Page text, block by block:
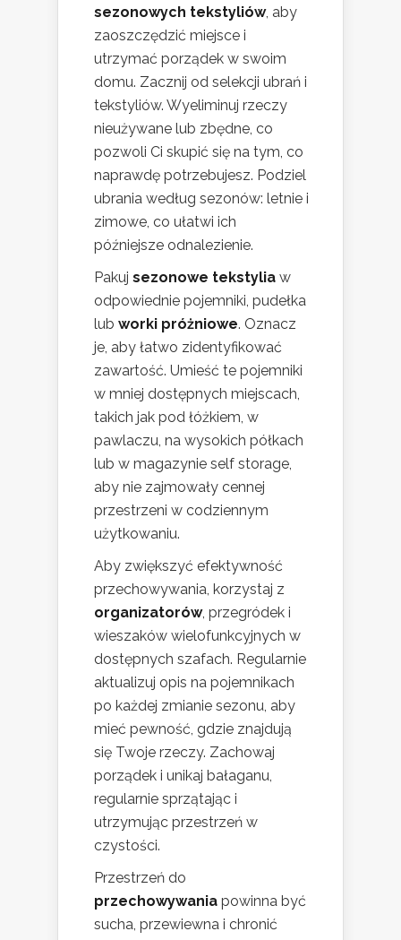
sezonowych tekstyliów, aby
zaoszczędzić miejsce i
utrzymać porządek w swoim
domu. Zacznij od selekcji ubrań i
tekstyliów. Wyeliminuj rzeczy
nieużywane lub zbędne, co
pozwoli Ci skupić się na tym, co
naprawdę potrzebujesz. Podziel
ubrania według sezonów: letnie i
zimowe, co ułatwi ich
późniejsze odnalezienie.
Pakuj sezonowe tekstylia w
odpowiednie pojemniki, pudełka
lub worki próżniowe. Oznacz
je, aby łatwo zidentyfikować
zawartość. Umieść te pojemniki
w mniej dostępnych miejscach,
takich jak pod łóżkiem, w
pawlaczu, na wysokich półkach
lub w magazynie self storage,
aby nie zajmowały cennej
przestrzeni w codziennym
użytkowaniu.
Aby zwiększyć efektywność
przechowywania, korzystaj z
organizatorów, przegródek i
wieszaków wielofunkcyjnych w
dostępnych szafach. Regularnie
aktualizuj opis na pojemnikach
po każdej zmianie sezonu, aby
mieć pewność, gdzie znajdują
się Twoje rzeczy. Zachowaj
porządek i unikaj bałaganu,
regularnie sprzątając i
utrzymując przestrzeń w
czystości.
Przestrzeń do
przechowywania powinna być
sucha, przewiewna i chronić